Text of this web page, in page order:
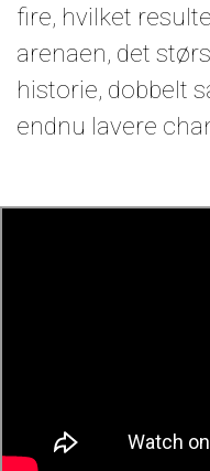
fire, hvilket
arenaen, det
historie, dobbelt
endnu lavere